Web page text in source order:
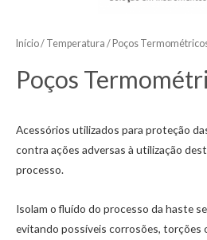
Início/ Temperatura / Poços
Poços
Acessórios utilizados para proteção
contra ações adversas à utilização
processo.
Isolam o fluído do processo da haste
evitando possíveis corrosões, torções